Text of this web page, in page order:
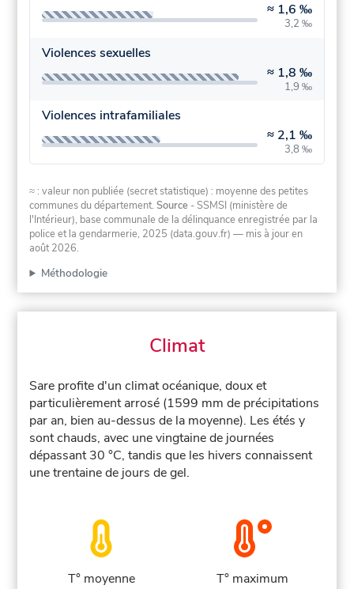
≈ 1,6 ‰
3,2 ‰
Violences sexuelles
≈ 1,8 ‰
1,9 ‰
Violences intrafamiliales
≈ 2,1 ‰
3,8 ‰
≈ : valeur non publiée (secret statistique) : moyenne des petites
communes du département.Source - SSMSI (ministère de
l'Intérieur), base communale de la délinquance enregistrée par la
police et la gendarmerie, 2025 (data.gouv.fr) — mis à jour en
août 2026.
Méthodologie
Climat
Sare profite d'un climat océanique, doux et
particulièrement arrosé (1599 mm de précipitations
par an, bien au-dessus de la moyenne). Les étés y
sont chauds, avec une vingtaine de journées
dépassant 30 °C, tandis que les hivers connaissent
une trentaine de jours de gel.
T° moyenne
T° maximum